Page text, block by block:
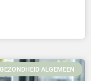
GEZONDHEID ALGEMEEN